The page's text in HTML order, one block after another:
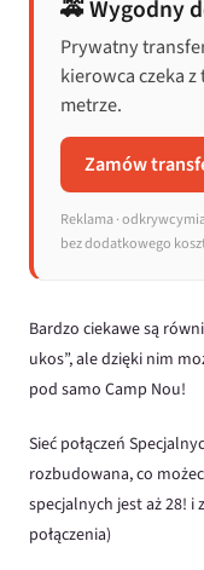
🚕 Wygodny
Prywatny
kierowca czeka
metrze.
Zamów
Reklama ·
bez dodatkowego
Bardzo ciekawe są
ukos”, ale dzięki nim
pod samo Camp Nou!
Sieć połączeń
rozbudowana, co
specjalnych jest aż 28!
połączenia)